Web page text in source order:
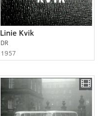
Linie Kvik
DR
1957